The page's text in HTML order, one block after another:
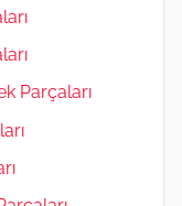
Parçaları